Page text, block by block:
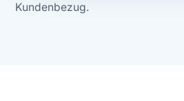
Kundenbezug.